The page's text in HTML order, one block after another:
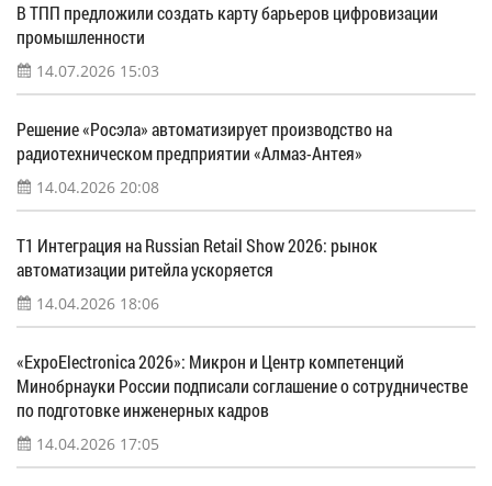
В ТПП предложили создать карту барьеров цифровизации
промышленности
14.07.2026 15:03
Решение «Росэла» автоматизирует производство на
радиотехническом предприятии «Алмаз-Антея»
14.04.2026 20:08
Т1 Интеграция на Russian Retail Show 2026: рынок
автоматизации ритейла ускоряется
14.04.2026 18:06
«ExpoElectronica 2026»: Микрон и Центр компетенций
Минобрнауки России подписали соглашение о сотрудничестве
по подготовке инженерных кадров
14.04.2026 17:05